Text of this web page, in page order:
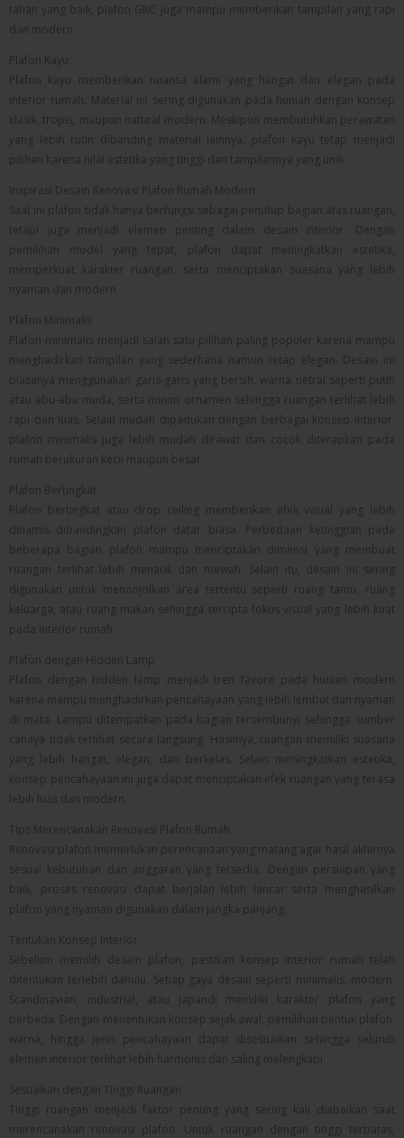
tahan yang baik, plafon GRC juga mampu memberikan tampilan yang rapi
dan modern.
Plafon Kayu
Plafon kayu memberikan nuansa alami yang hangat dan elegan pada
interior rumah. Material ini sering digunakan pada hunian dengan konsep
klasik, tropis, maupun natural modern. Meskipun membutuhkan perawatan
yang lebih rutin dibanding material lainnya, plafon kayu tetap menjadi
pilihan karena nilai estetika yang tinggi dan tampilannya yang unik.
Inspirasi Desain Renovasi Plafon Rumah Modern
Saat ini plafon tidak hanya berfungsi sebagai penutup bagian atas ruangan,
tetapi juga menjadi elemen penting dalam desain interior. Dengan
pemilihan model yang tepat, plafon dapat meningkatkan estetika,
memperkuat karakter ruangan, serta menciptakan suasana yang lebih
nyaman dan modern.
Plafon Minimalis
Plafon minimalis menjadi salah satu pilihan paling populer karena mampu
menghadirkan tampilan yang sederhana namun tetap elegan. Desain ini
biasanya menggunakan garis-garis yang bersih, warna netral seperti putih
atau abu-abu muda, serta minim ornamen sehingga ruangan terlihat lebih
rapi dan luas. Selain mudah dipadukan dengan berbagai konsep interior,
plafon minimalis juga lebih mudah dirawat dan cocok diterapkan pada
rumah berukuran kecil maupun besar.
Plafon Bertingkat
Plafon bertingkat atau drop ceiling memberikan efek visual yang lebih
dinamis dibandingkan plafon datar biasa. Perbedaan ketinggian pada
beberapa bagian plafon mampu menciptakan dimensi yang membuat
ruangan terlihat lebih menarik dan mewah. Selain itu, desain ini sering
digunakan untuk menonjolkan area tertentu seperti ruang tamu, ruang
keluarga, atau ruang makan sehingga tercipta fokus visual yang lebih kuat
pada interior rumah.
Plafon dengan Hidden Lamp
Plafon dengan hidden lamp menjadi tren favorit pada hunian modern
karena mampu menghadirkan pencahayaan yang lebih lembut dan nyaman
di mata. Lampu ditempatkan pada bagian tersembunyi sehingga sumber
cahaya tidak terlihat secara langsung. Hasilnya, ruangan memiliki suasana
yang lebih hangat, elegan, dan berkelas. Selain meningkatkan estetika,
konsep pencahayaan ini juga dapat menciptakan efek ruangan yang terasa
lebih luas dan modern.
Tips Merencanakan Renovasi Plafon Rumah
Renovasi plafon memerlukan perencanaan yang matang agar hasil akhirnya
sesuai kebutuhan dan anggaran yang tersedia. Dengan persiapan yang
baik, proses renovasi dapat berjalan lebih lancar serta menghasilkan
plafon yang nyaman digunakan dalam jangka panjang.
Tentukan Konsep Interior
Sebelum memilih desain plafon, pastikan konsep interior rumah telah
ditentukan terlebih dahulu. Setiap gaya desain seperti minimalis, modern,
Scandinavian, industrial, atau Japandi memiliki karakter plafon yang
berbeda. Dengan menentukan konsep sejak awal, pemilihan bentuk plafon,
warna, hingga jenis pencahayaan dapat disesuaikan sehingga seluruh
elemen interior terlihat lebih harmonis dan saling melengkapi.
Sesuaikan dengan Tinggi Ruangan
Tinggi ruangan menjadi faktor penting yang sering kali diabaikan saat
merencanakan renovasi plafon. Untuk ruangan dengan tinggi terbatas,